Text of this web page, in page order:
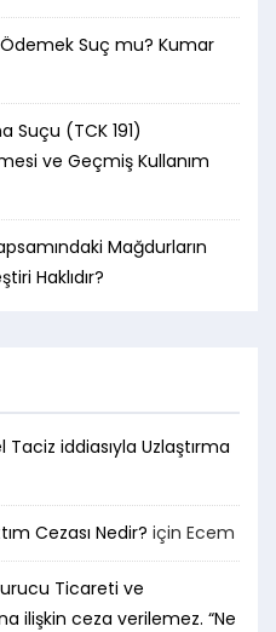
Ödemek Suç mu? Kumar
Suçu (TCK 191)
ve Geçmiş Kullanım
Mağdurların
Haklıdır?
Taciz iddiasıyla Uzlaştırma
Cezası Nedir? için Ecem
Ticareti ve
ilişkin ceza verilemez. “Ne